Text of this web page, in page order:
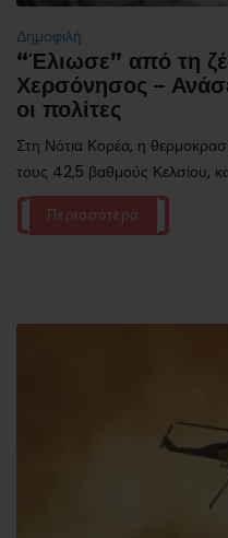
Δημοφιλή
“Έλιωσε” από τη
Χερσόνησος –
οι πολίτες
Στη Νότια Κορέα, η
τους 42,5 βαθμούς Κελσίου,
Περισσότερα